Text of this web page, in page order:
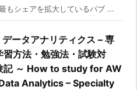
もシェアを拡大しているパブ ...
データアナリティクス – 専
習方法・勉強法・試験対
記 ～ How to study for AW
Analytics – Specialty